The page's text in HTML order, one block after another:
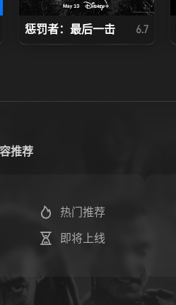
惩罚者：最后一击 6.7
推荐
热门推荐
即将上线